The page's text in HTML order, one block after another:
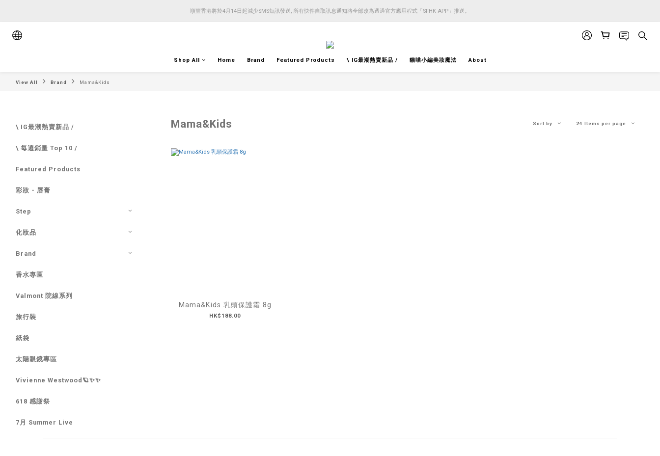
順豐香港將於4月14日起減少SMS短訊發送, 所有快件自取訊息通知將全部改為透過官方應用程式「SFHK APP」推送。
順豐香港將於4月14日起減少SMS短訊發送, 所有快件自取訊息通知將全部改為透過官方應用程式「SFHK APP」推送。
Shop All Home Brand Featured Products \ IG最潮熱賣新品 / 貓喵小編美妝魔法 About
View All Brand Mama&Kids
\ IG最潮熱賣新品 /
\ 每週銷量 Top 10 /
Featured Products
彩妝 - 唇膏
Step
化妝品
Brand
香水專區
Valmont 院線系列
旅行裝
紙袋
太陽眼鏡專區
Vivienne Westwood🪐✨✨
618 感謝祭
7月 Summer Live
Mama&Kids Sort by 24 Items per page
Mama&Kids 乳頭保護霜 8g
HK$188.00